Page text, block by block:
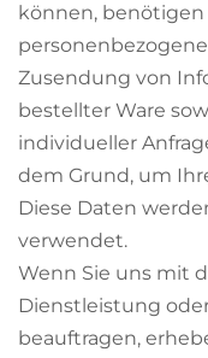
können, benötigen
Zusendung von
bestellter Ware
individueller
dem Grund, um
Diese Daten
verwendet.
Wenn Sie uns mit
Dienstleistung
beauftragen,